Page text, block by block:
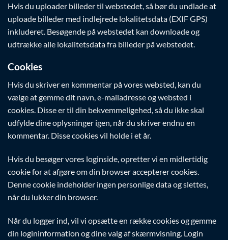
Hvis du uploader billeder til webstedet, så bør du undlade at
uploade billeder med indlejrede lokalitetsdata (EXIF GPS)
inkluderet. Besøgende på webstedet kan downloade og
udtrække alle lokalitetsdata fra billeder på webstedet.
Cookies
Hvis du skriver en kommentar på vores websted, kan du
vælge at gemme dit navn, e-mailadresse og websted i
cookies. Disse er til din bekvemmeligehed, så du ikke skal
udfylde dine oplysninger igen, når du skriver endnu en
kommentar. Disse cookies vil holde i et år.
Hvis du besøger vores loginside, opretter vi en midlertidig
cookie for at afgøre om din browser accepterer cookies.
Denne cookie indeholder ingen personlige data og slettes,
når du lukker din browser.
Når du logger ind, vil vi opsætte en række cookies og gemme
din logininformation og dine valg af skærmvisning. Login